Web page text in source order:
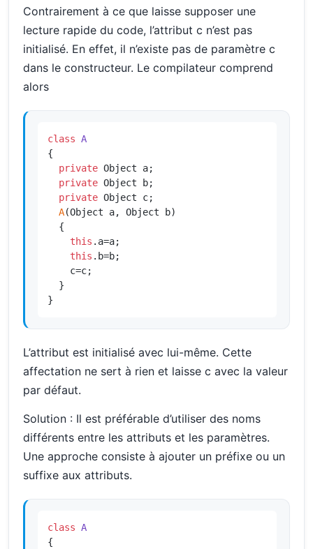
Contrairement à ce que laisse supposer une
lecture rapide du code, l’attribut c n’est pas
initialisé. En effet, il n’existe pas de paramètre c
dans le constructeur. Le compilateur comprend
alors
class A
{
private Object a;
private Object b;
private Object c;
A(Object a, Object b)
  {
this .a=a;
this .b=b;
    c=c;
  }
}
L’attribut est initialisé avec lui-même. Cette
affectation ne sert à rien et laisse c avec la valeur
par défaut.
Solution : Il est préférable d’utiliser des noms
différents entre les attributs et les paramètres.
Une approche consiste à ajouter un préfixe ou un
suffixe aux attributs.
class A
{